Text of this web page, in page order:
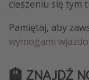
cieszeniu się tym
Pamiętaj, aby
wymogami
🏨 ZNAJDŹ